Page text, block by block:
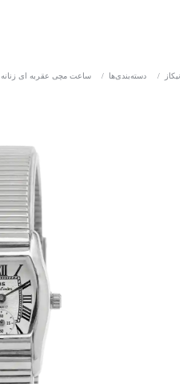
نیکاز / دسته‌بندی‌ها / ساعت مچی عقربه ای زنانه